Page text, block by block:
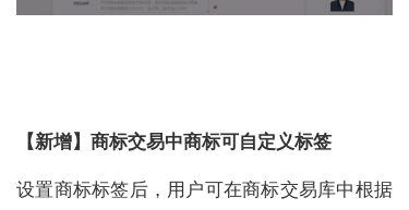
【新增】商标交易中商标可自定义标签
设置商标标签后，用户可在商标交易库中根据